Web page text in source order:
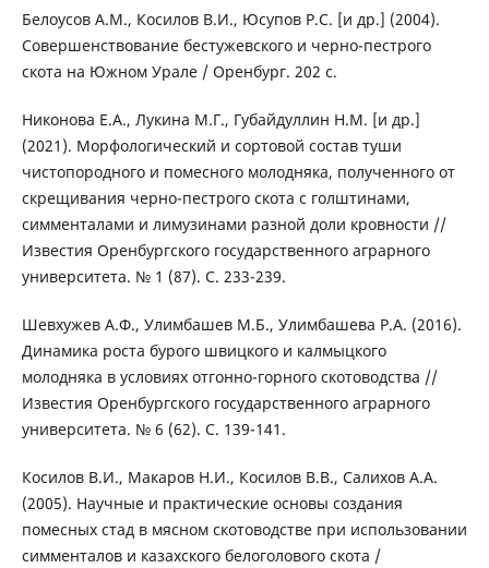
Белоусов А.М., Косилов В.И., Юсупов Р.С. [и др.] (2004).
Совершенствование бестужевского и черно-пестрого
скота на Южном Урале / Оренбург. 202 с.
Никонова Е.А., Лукина М.Г., Губайдуллин Н.М. [и др.]
(2021). Морфологический и сортовой состав туши
чистопородного и помесного молодняка, полученного от
скрещивания черно-пестрого скота с голштинами,
симменталами и лимузинами разной доли кровности //
Известия Оренбургского государственного аграрного
университета. № 1 (87). С. 233-239.
Шевхужев А.Ф., Улимбашев М.Б., Улимбашева Р.А. (2016).
Динамика роста бурого швицкого и калмыцкого
молодняка в условиях отгонно-горного скотоводства //
Известия Оренбургского государственного аграрного
университета. № 6 (62). С. 139-141.
Косилов В.И., Макаров Н.И., Косилов В.В., Салихов А.А.
(2005). Научные и практические основы создания
помесных стад в мясном скотоводстве при использовании
симменталов и казахского белоголового скота /